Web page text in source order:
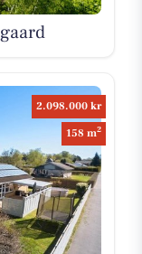
2.098.000 kr
158 m2